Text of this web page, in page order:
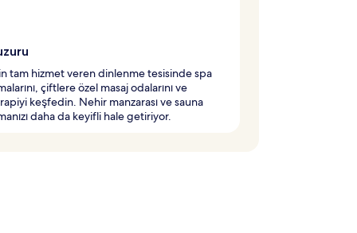
tam hizmet veren dinlenme tesisinde spa
çiftlere özel masaj odalarını ve
keşfedin. Nehir manzarası ve sauna
daha da keyifli hale getiriyor.